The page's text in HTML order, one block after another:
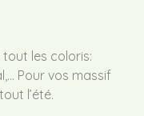
les coloris:
Pour vos massif
l’été.